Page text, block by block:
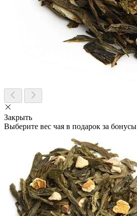
Закрыть
Выберите вес чая в подарок за бонусы